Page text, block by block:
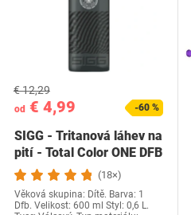
od € 4,99
€ 12,29
-60 %
SIGG - Tritanová láhev na
pití - Total Color ONE DFB
One…
(18×)
Věková skupina: Dítě. Barva: 1
Dfb. Velikost: 600 ml Styl: 0,6 L.